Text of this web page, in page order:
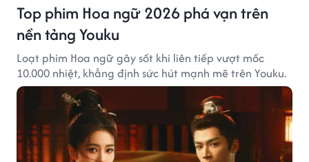
Top phim Hoa ngữ 2026 phá vạn trên
nền tảng Youku
Loạt phim Hoa ngữ gây sốt khi liên tiếp vượt mốc
10.000 nhiệt, khẳng định sức hút mạnh mẽ trên Youku.